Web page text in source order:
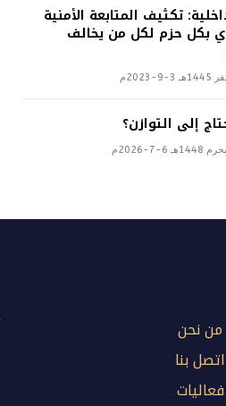
تكثيف المتابعة الأمنية
بكل حزم لكل من يخالف
إلى التوازن؟
من نحن
اتصل بنا
فعاليات